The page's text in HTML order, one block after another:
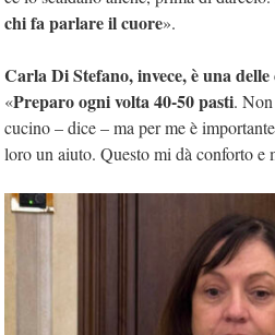
chi fa parlare il cuore».
Carla Di Stefano, invece, è una delle
«Preparo ogni volta 40-50 pasti.
cucino – dice – ma per me è
loro un aiuto. Questo mi dà conforto e